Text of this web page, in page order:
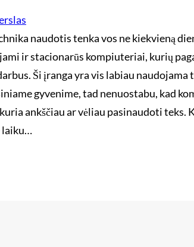
naudotis tenka vos ne kiekvieną
ir stacionarūs kompiuteriai, kurių
Ši įranga yra vis labiau naudojama
gyvenime, tad nenuostabu, kad
ankščiau ar vėliau pasinaudoti teks.
laiku…